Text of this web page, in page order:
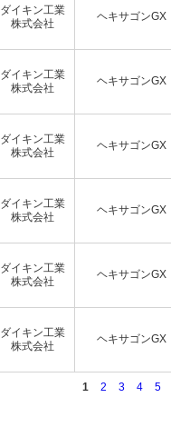
ダイキン工業
株式会社
ヘキサゴンGX
ダイキン工業
株式会社
ヘキサゴンGX
ダイキン工業
株式会社
ヘキサゴンGX
ダイキン工業
株式会社
ヘキサゴンGX
ダイキン工業
株式会社
ヘキサゴンGX
ダイキン工業
株式会社
ヘキサゴンGX
1 2 3 4 5